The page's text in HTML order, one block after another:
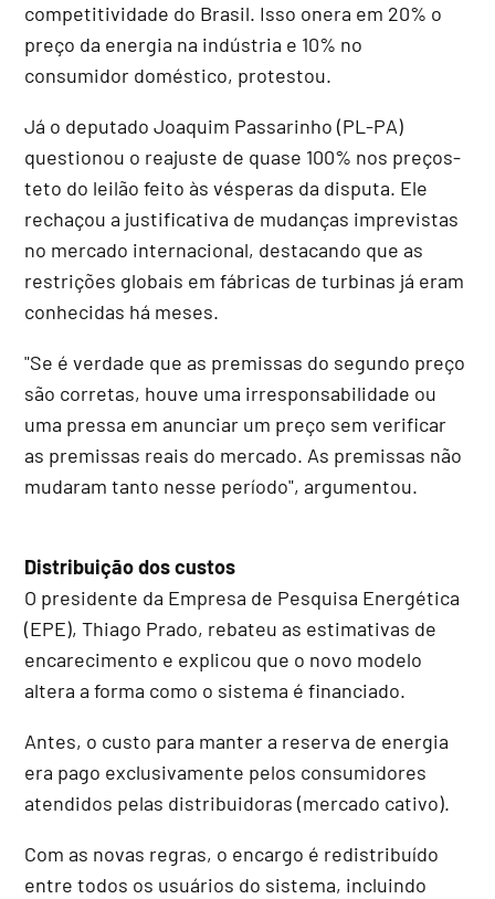
competitividade do Brasil. Isso onera em 20% o
preço da energia na indústria e 10% no
consumidor doméstico, protestou.
Já o deputado Joaquim Passarinho (PL-PA)
questionou o reajuste de quase 100% nos preços-
teto do leilão feito às vésperas da disputa. Ele
rechaçou a justificativa de mudanças imprevistas
no mercado internacional, destacando que as
restrições globais em fábricas de turbinas já eram
conhecidas há meses.
"Se é verdade que as premissas do segundo preço
são corretas, houve uma irresponsabilidade ou
uma pressa em anunciar um preço sem verificar
as premissas reais do mercado. As premissas não
mudaram tanto nesse período", argumentou.
Distribuição dos custos
O presidente da Empresa de Pesquisa Energética
(EPE), Thiago Prado, rebateu as estimativas de
encarecimento e explicou que o novo modelo
altera a forma como o sistema é financiado.
Antes, o custo para manter a reserva de energia
era pago exclusivamente pelos consumidores
atendidos pelas distribuidoras (mercado cativo).
Com as novas regras, o encargo é redistribuído
entre todos os usuários do sistema, incluindo